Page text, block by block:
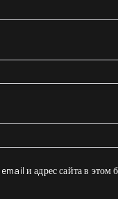
и адрес сайта в